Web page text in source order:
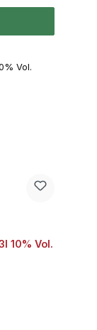
10% Vol.